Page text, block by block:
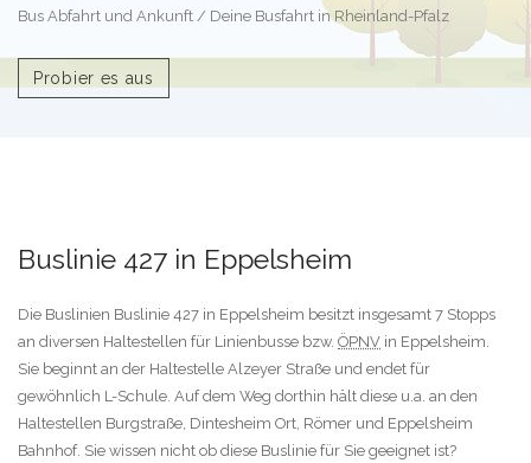
Bus Abfahrt und Ankunft / Deine Busfahrt in Rheinland-Pfalz
Probier es aus
Buslinie 427 in Eppelsheim
Die Buslinien Buslinie 427 in Eppelsheim besitzt insgesamt 7 Stopps
an diversen Haltestellen für Linienbusse bzw. ÖPNV in Eppelsheim.
Sie beginnt an der Haltestelle Alzeyer Straße und endet für
gewöhnlich L-Schule. Auf dem Weg dorthin hält diese u.a. an den
Haltestellen Burgstraße, Dintesheim Ort, Römer und Eppelsheim
Bahnhof. Sie wissen nicht ob diese Buslinie für Sie geeignet ist?